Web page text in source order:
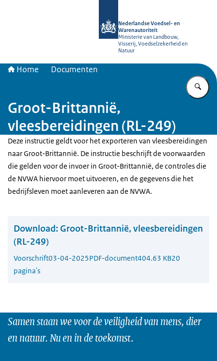
Nederlandse Voedsel- en
Warenautoriteit
Ministerie van Landbouw,
Visserij, Voedselzekerheid en
Natuur
Home Documenten
Groot-Brittannië,
vleesbereidingen (RL-249)
Deze instructie geldt voor het exporteren van vleesbereidingen
naar Groot-Brittannië. De instructie beschrijft de voorwaarden
die gelden voor de invoer in Groot-Brittannië, de controles die
de NVWA hiervoor moet uitvoeren, en de gegevens die het
bedrijfsleven moet aanleveren aan de NVWA.
Download: Groot-Brittannië, vleesbereidingen
(RL-249)
Voorschrift03-04-2025PDF-document404.63 KB20
pagina's
Samen staan we voor de veiligheid van mens, dier
en natuur. Nu en in de toekomst.